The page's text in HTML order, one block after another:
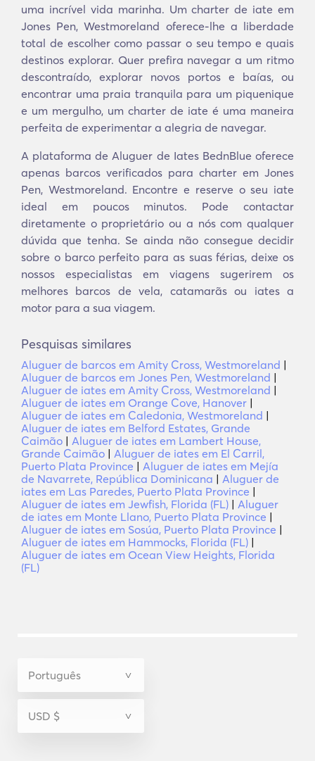
uma incrível vida marinha. Um charter de iate em
Jones Pen, Westmoreland oferece-lhe a liberdade
total de escolher como passar o seu tempo e quais
destinos explorar. Quer prefira navegar a um ritmo
descontraído, explorar novos portos e baías, ou
encontrar uma praia tranquila para um piquenique
e um mergulho, um charter de iate é uma maneira
perfeita de experimentar a alegria de navegar.
A plataforma de Aluguer de Iates BednBlue oferece
apenas barcos verificados para charter em Jones
Pen, Westmoreland. Encontre e reserve o seu iate
ideal em poucos minutos. Pode contactar
diretamente o proprietário ou a nós com qualquer
dúvida que tenha. Se ainda não consegue decidir
sobre o barco perfeito para as suas férias, deixe os
nossos especialistas em viagens sugerirem os
melhores barcos de vela, catamarãs ou iates a
motor para a sua viagem.
Pesquisas similares
Aluguer de barcos em Amity Cross, Westmoreland |
Aluguer de barcos em Jones Pen, Westmoreland |
Aluguer de iates em Amity Cross, Westmoreland |
Aluguer de iates em Orange Cove, Hanover |
Aluguer de iates em Caledonia, Westmoreland |
Aluguer de iates em Belford Estates, Grande
Caimão | Aluguer de iates em Lambert House,
Grande Caimão | Aluguer de iates em El Carril,
Puerto Plata Province | Aluguer de iates em Mejía
de Navarrete, República Dominicana | Aluguer de
iates em Las Paredes, Puerto Plata Province |
Aluguer de iates em Jewfish, Florida (FL) | Aluguer
de iates em Monte Llano, Puerto Plata Province |
Aluguer de iates em Sosúa, Puerto Plata Province |
Aluguer de iates em Hammocks, Florida (FL) |
Aluguer de iates em Ocean View Heights, Florida
(FL)